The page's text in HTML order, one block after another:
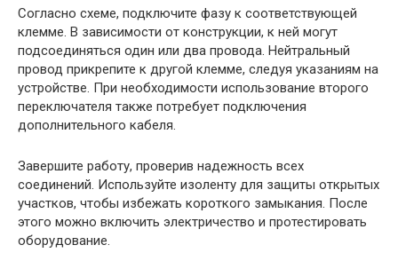
Согласно схеме, подключите фазу к соответствующей
клемме. В зависимости от конструкции, к ней могут
подсоединяться один или два провода. Нейтральный
провод прикрепите к другой клемме, следуя указаниям на
устройстве. При необходимости использование второго
переключателя также потребует подключения
дополнительного кабеля.
Завершите работу, проверив надежность всех
соединений. Используйте изоленту для защиты открытых
участков, чтобы избежать короткого замыкания. После
этого можно включить электричество и протестировать
оборудование.